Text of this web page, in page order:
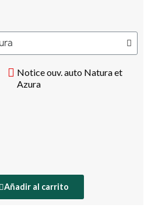
Notice ouv. auto Natura et
Azura
Añadir al carrito